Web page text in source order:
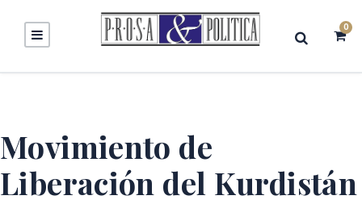
0
Movimiento de
Liberación del Kurdistán